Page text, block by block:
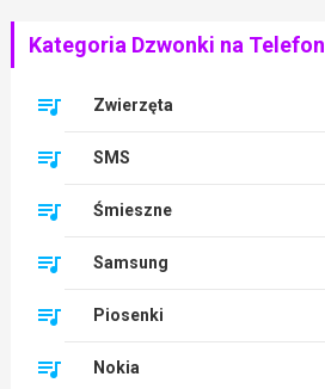
Kategoria Dzwonki na Telefon
Zwierzęta
SMS
Śmieszne
Samsung
Piosenki
Nokia